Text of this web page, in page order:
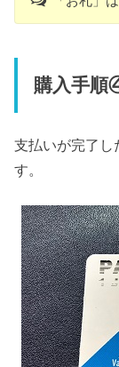
購入手順
支払いが完了し
す。